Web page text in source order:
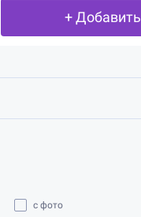
+ Добавить
с фото